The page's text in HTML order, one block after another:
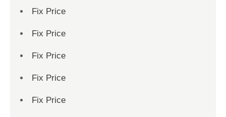
Fix Price
Fix Price
Fix Price
Fix Price
Fix Price